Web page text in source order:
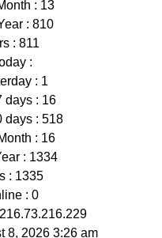
: 13
: 810
: 811
:
: 1
days : 16
days : 518
: 16
: 1334
: 1335
: 0
8, 2026 3:26 am